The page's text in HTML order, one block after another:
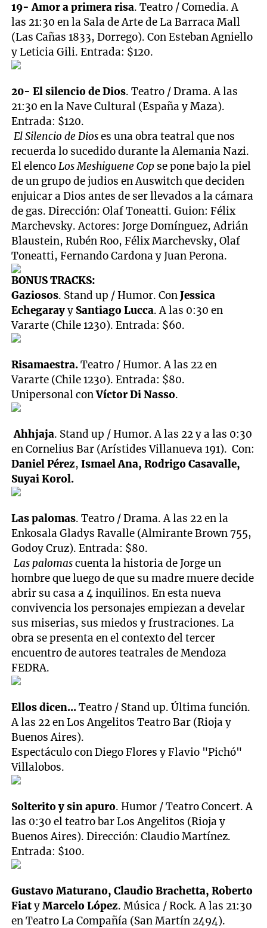
19- Amor a primera risa. Teatro / Comedia. A
las 21:30 en la Sala de Arte de La Barraca Mall
(Las Cañas 1833, Dorrego). Con Esteban Agniello
y Leticia Gili. Entrada: $120.
20- El silencio de Dios. Teatro / Drama. A las
21:30 en la Nave Cultural (España y Maza).
Entrada: $120.
El Silencio de Dioses una obra teatral que nos
recuerda lo sucedido durante la Alemania Nazi.
El elencoLos Meshiguene Cop se pone bajo la piel
de un grupo de judios en Auswitch que deciden
enjuicar a Dios antes de ser llevados a la cámara
de gas. Dirección: Olaf Toneatti. Guion: Félix
Marchevsky. Actores: Jorge Domínguez, Adrián
Blaustein, Rubén Roo, Félix Marchevsky, Olaf
Toneatti, Fernando Cardona y Juan Perona.
BONUS TRACKS:
Gaziosos. Stand up / Humor. ConJessica
Echegarayy Santiago Lucca. A las 0:30 en
Vararte (Chile 1230). Entrada: $60.
Risamaestra.Teatro / Humor. A las 22 en
Vararte (Chile 1230). Entrada: $80.
Unipersonal conVíctor Di Nasso.
Ahhjaja. Stand up / Humor. A las 22 y a las 0:30
en Cornelius Bar (Arístides Villanueva 191). Con:
Daniel Pérez,Ismael Ana, Rodrigo Casavalle,
Suyai Korol.
Las palomas. Teatro / Drama. A las 22 en la
Enkosala Gladys Ravalle (Almirante Brown 755,
Godoy Cruz). Entrada: $80.
Las palomascuenta la historia de Jorge un
hombre que luego de que su madre muere decide
abrir su casa a 4 inquilinos. En esta nueva
convivencia los personajes empiezan a develar
sus miserias, sus miedos y frustraciones. La
obra se presenta en el contexto del tercer
encuentro de autores teatrales de Mendoza
FEDRA.
Ellos dicen...Teatro / Stand up. Última función.
A las 22 en Los Angelitos Teatro Bar (Rioja y
Buenos Aires).
Espectáculo con Diego Flores y Flavio "Pichó"
Villalobos.
Solterito y sin apuro. Humor / Teatro Concert. A
las 0:30 el teatro bar Los Angelitos (Rioja y
Buenos Aires). Dirección: Claudio Martínez.
Entrada: $100.
Gustavo Maturano, Claudio Brachetta, Roberto
FiatyMarcelo López. Música / Rock. A las 21:30
en Teatro La Compañía (San Martín 2494).